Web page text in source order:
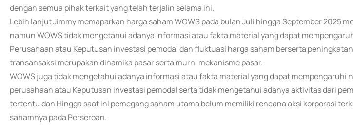
dengan semua pihak terkait yang telah terjalin selama ini.
Lebih lanjut Jimmy memaparkan harga saham WOWS pada bulan Juli hingga September 2025
namun WOWS tidak mengetahui adanya informasi atau fakta material yang dapat
Perusahaan atau Keputusan investasi pemodal dan fluktuasi harga saham berserta
transansaksi merupakan dinamika pasar serta murni mekanisme pasar.
WOWS juga tidak mengetahui adanya informasi atau fakta material yang dapat mempengaruhi
perusahaan atau Keputusan investasi pemodal serta tidak mengetahui adanya aktivitas dari
tertentu dan Hingga saat ini pemegang saham utama belum memiliki rencana aksi korporasi
sahamnya pada Perseroan.